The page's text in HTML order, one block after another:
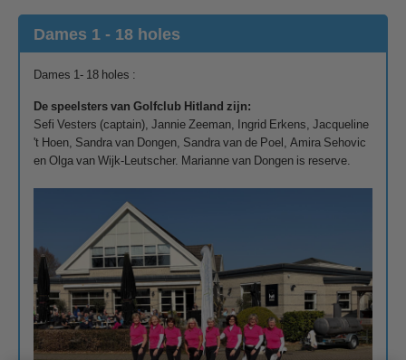
Dames 1 - 18 holes
Dames 1- 18 holes :
De speelsters van Golfclub Hitland zijn:
Sefi Vesters (captain), Jannie Zeeman, Ingrid Erkens, Jacqueline
't Hoen, Sandra van Dongen, Sandra van de Poel, Amira Sehovic
en Olga van Wijk-Leutscher. Marianne van Dongen is reserve.